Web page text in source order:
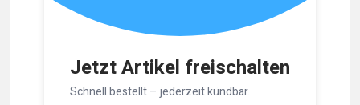
Jetzt Artikel freischalten
Schnell bestellt – jederzeit kündbar.